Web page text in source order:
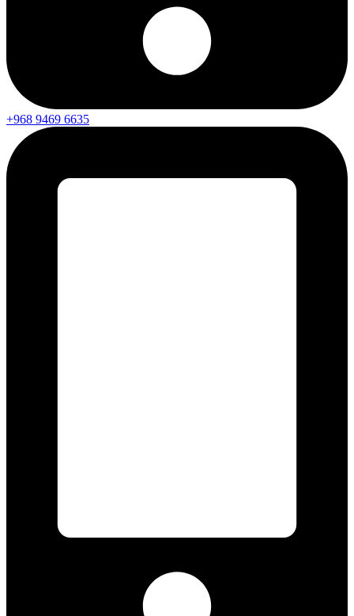
+968 9469 6635